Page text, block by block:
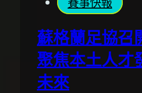
蘇格蘭足協召
聚焦本土人才
未來